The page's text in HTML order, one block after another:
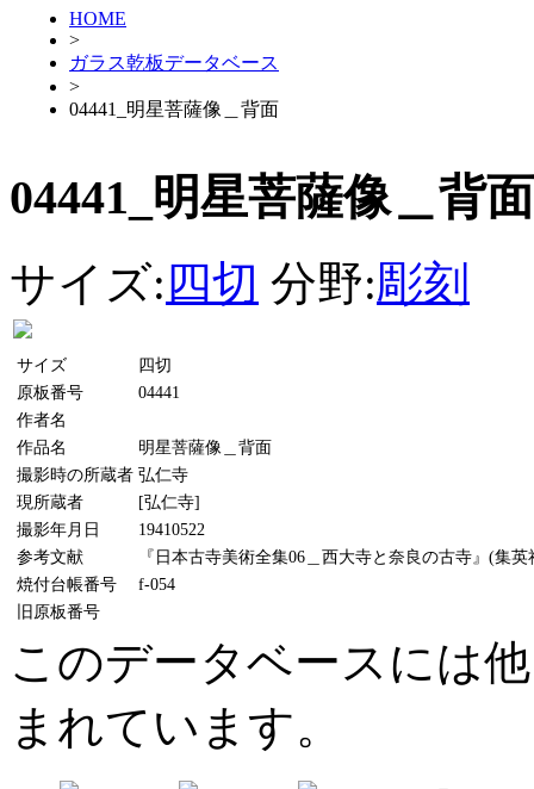
HOME
>
ガラス乾板データベース
>
04441_明星菩薩像＿背面
04441_明星菩薩像＿背面
サイズ: 四切 分野:彫刻
サイズ
四切
原板番号
04441
作者名
作品名
明星菩薩像＿背面
撮影時の所蔵者 弘仁寺
現所蔵者
[弘仁寺]
撮影年月日
19410522
参考文献
『日本古寺美術全集06＿西大寺と奈良の古寺』(集
焼付台帳番号
f-054
旧原板番号
このデータベースには
まれています。